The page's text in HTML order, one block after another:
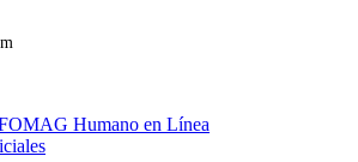
Humano en Línea